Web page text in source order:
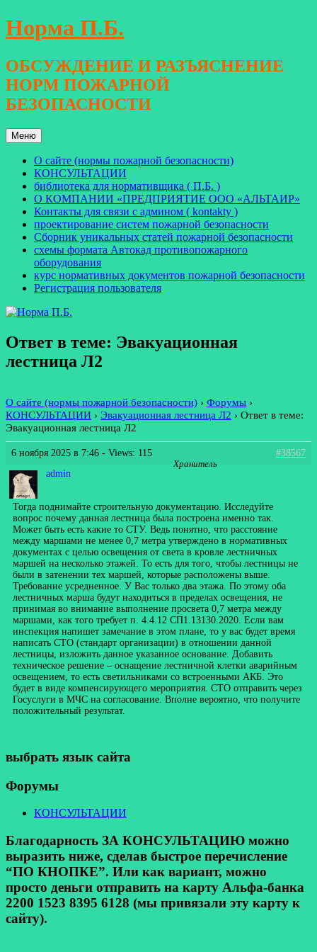
Перейти
к
Норма П.Б.
ОБСУЖДЕНИЕ И РАЗЪЯСНЕНИЕ
НОРМ ПОЖАРНОЙ
БЕЗОПАСНОСТИ
Меню
О сайте (нормы пожарной безопасности)
КОНСУЛЬТАЦИИ
библиотека для нормативщика ( П.Б. )
О КОМПАНИИ «ПРЕДПРИЯТИЕ ООО «АЛЬТАИР»
Контакты для связи с админом ( kontakty )
проектирование систем пожарной безопасности
Сборник уникальных статей пожарной безопасности
схемы формата Автокад противопожарного
оборудования
курс нормативных документов пожарной безопасности
Регистрация пользователя
Ответ в теме: Эвакуационная
лестница Л2
О сайте (нормы пожарной безопасности) › Форумы ›
КОНСУЛЬТАЦИИ › Эвакуационная лестница Л2 › Ответ в теме:
Эвакуационная лестница Л2
6 ноября 2025 в 7:46 - Views: 115
#38567
admin
Хранитель
Тогда поднимайте строительную документацию. Исследуйте
вопрос почему данная лестница была построена именно так.
Может быть есть какие то СТУ. Ведь понятно, что расстояние
между маршами не менее 0,7 метра утверждено в нормативных
документах с целью освещения от света в кровле лестничных
маршей на несколько этажей. То есть для того, чтобы лестницы не
были в затенении тех маршей, которые расположены выше.
Требование усредненное. У Вас только два этажа. По этому оба
лестничных марша будут находиться в пределах освещения, не
принимая во внимание выполнение просвета 0,7 метра между
маршами, как того требует п. 4.4.12 СП1.13130.2020. Если вам
инспекция напишет замечание в этом плане, то у вас будет время
написать СТО (стандарт организации) в отношении данной
лестницы, изложить данное указанное основание. Добавить
техническое решение – оснащение лестничной клетки аварийным
освещением, то есть светильниками со встроенными АКБ. Это
будет в виде компенсирующего мероприятия. СТО отправить через
Госуслуги в МЧС на согласование. Вполне вероятно, что получите
положительный результат.
выбрать язык сайта
Форумы
КОНСУЛЬТАЦИИ
Благодарность ЗА КОНСУЛЬТАЦИЮ можно
выразить ниже, сделав быстрое перечисление
“ПО КНОПКЕ”. Или как вариант, можно
просто деньги отправить на карту Альфа-банка
2200 1523 8395 6128 (мы привязали эту карту к
сайту).